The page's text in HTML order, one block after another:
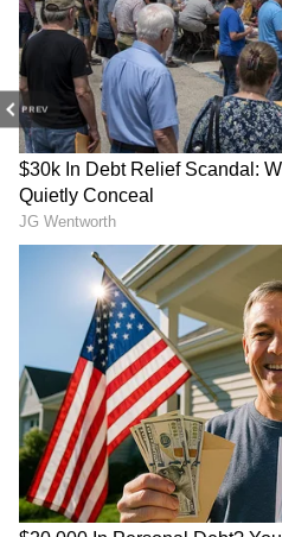
PREV
సునీల్ మిడిల్ క్లాస్ ఫ్యామిలీ